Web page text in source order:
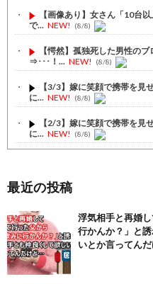
【画像あり】女さん「10台
で... NEW! (8/8)
【愕然】孤独死した男性の
⇒･･･！... NEW! (8/8)
【3/3】嫁に笑顔で携帯を見
に... NEW! (8/8)
【2/3】嫁に笑顔で携帯を見
に... NEW! (8/8)
【注目】熊本地震、28人死亡
舌を絡ませて、唾液交換し
(7/30)
【パリピ孔明】アニオリ場面
(6/22)
最近の投稿
浮気相手と再婚
行かんか？」と
いとか言ってん